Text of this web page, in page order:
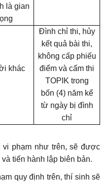
là gian
khác
Đình chỉ thi, hủy
kết quả bài thi,
không cấp phiếu
điểm và cấm thi
TOPIK trong
bốn (4) năm kể
từ ngày bị đình
chỉ
phạm như trên, sẽ được
tiến hành lập biên bản.
quy định trên, thí sinh sẽ